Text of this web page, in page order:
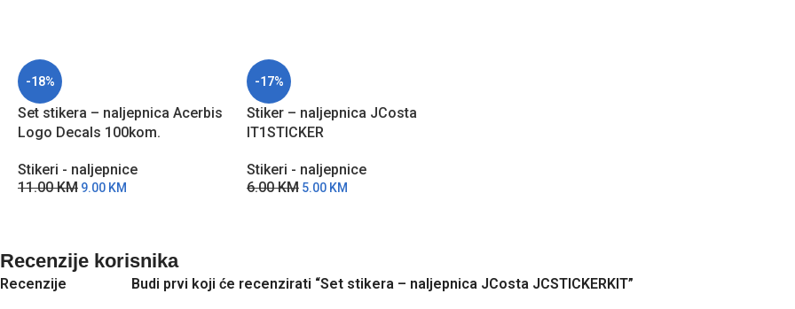
-18%
Set stikera – naljepnica Acerbis
Logo Decals 100kom.
Stikeri - naljepnice
11.00KM 9.00 KM
-17%
Stiker – naljepnica JCosta
IT1STICKER
Stikeri - naljepnice
6.00KM 5.00 KM
Recenzije korisnika
Recenzije Budi prvi koji će recenzirati “Set stikera – naljepnica JCosta JCSTICKERKIT”